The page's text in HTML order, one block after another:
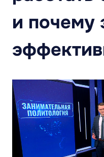
и почему